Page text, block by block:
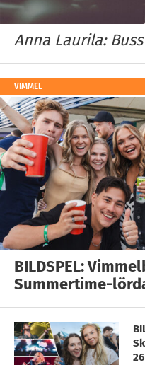
Anna Laurila:
VIMMEL
BILDSPEL:
Summertime-